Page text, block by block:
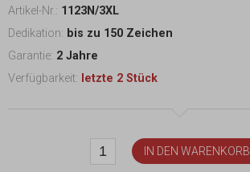
Artikel-Nr.: 1123N/3XL
Dedikation: bis zu 150 Zeichen
Garantie: 2 Jahre
Verfügbarkeit: letzte 2 Stück
IN DEN WARENKORB